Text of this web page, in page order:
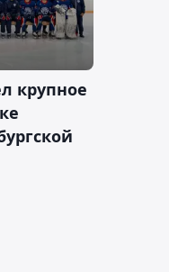
крупное